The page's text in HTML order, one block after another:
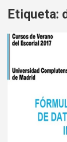
Etiqueta: